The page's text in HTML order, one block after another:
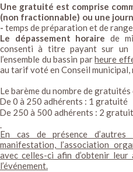
Une gratuité est comprise
(non fractionnable) ou une
- temps de préparation et de
Le dépassement horaire de
consenti à titre payant sur un
l’ensemble du bassin parheure
au tarif voté en Conseil municipal,
Le barème du nombre de
De 0 à 250 adhérents : 1 gratuité
De 250 à 500 adhérents : 2
En cas de présence
manifestation, l’association
avec celles-ci afin d’obtenir
l’événement.